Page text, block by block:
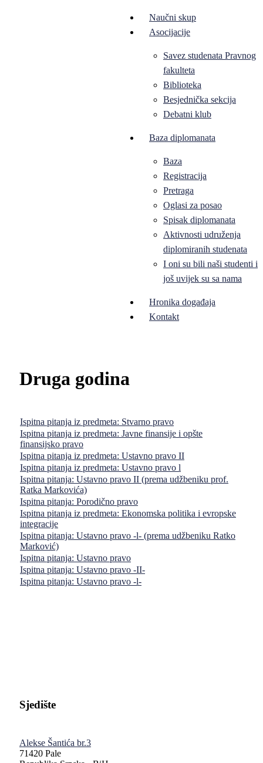
Naučni skup
Asocijacije
Savez studenata Pravnog
fakulteta
Biblioteka
Besjednička sekcija
Debatni klub
Baza diplomanata
Baza
Registracija
Pretraga
Oglasi za posao
Spisak diplomanata
Aktivnosti udruženja
diplomiranih studenata
I oni su bili naši studenti i
još uvijek su sa nama
Hronika događaja
Kontakt
Druga godina
Ispitna pitanja iz predmeta: Stvarno pravo
Ispitna pitanja iz predmeta: Javne finansije i opšte
finansijsko pravo
Ispitna pitanja iz predmeta: Ustavno pravo II
Ispitna pitanja iz predmeta: Ustavno pravo l
Ispitna pitanja: Ustavno pravo II (prema udžbeniku prof.
Ratka Markovića)
Ispitna pitanja: Porodično pravo
Ispitna pitanja iz predmeta: Ekonomska politika i evropske
integracije
Ispitna pitanja: Ustavno pravo -l- (prema udžbeniku Ratko
Marković)
Ispitnа pitаnjа: Ustаvnо prаvo
Ispitnа pitаnjа: Ustаvnо prаvo -II-
Ispitnа pitаnjа: Ustаvnо prаvo -l-
Sjedište
Alekse Šantića br.3
71420 Pale